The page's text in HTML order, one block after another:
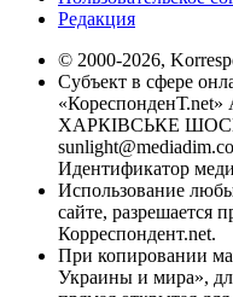
Редакция
© 2000-2026,
Субъект в сфере
«КореспонденТ.net»
ХАРКІВСЬКЕ ШОСЕ,
Идентификатор
Использование
сайте, разрешается
Корреспондент.net.
При копировании
Украины и мира»,